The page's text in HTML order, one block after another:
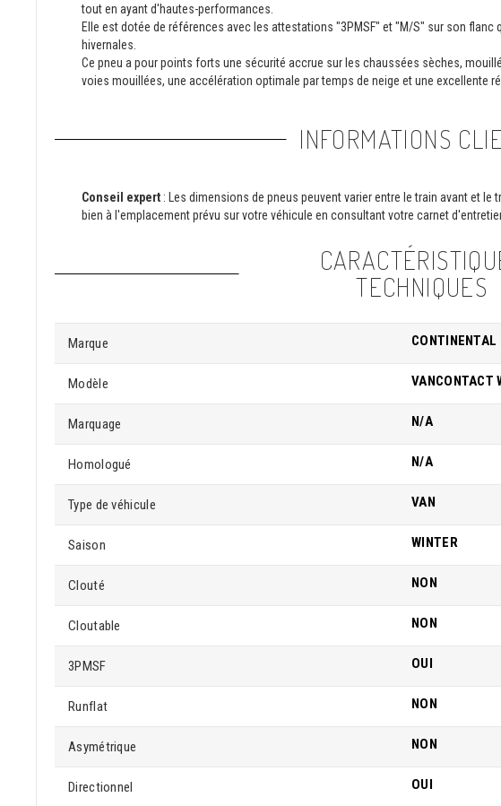
tout en ayant d'hautes-performances.
Elle est dotée de références avec les attestations "3PMSF" et "M/S" sur son
hivernales.
Ce pneu a pour points forts une sécurité accrue sur les chaussées sèches,
voies mouillées, une accélération optimale par temps de neige et une excellente
INFORMATIONS
Conseil expert : Les dimensions de pneus peuvent varier entre le train avant et
bien à l'emplacement prévu sur votre véhicule en consultant votre carnet
TECHNIQUES
Marque CONTINENTAL
Modèle VANCONTACT
Marquage N/A
Homologué N/A
Type de véhicule VAN
Saison WINTER
Clouté NON
Cloutable NON
3PMSF OUI
Runflat NON
Asymétrique NON
Directionnel OUI